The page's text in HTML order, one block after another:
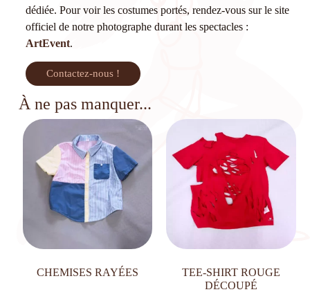
dédiée. Pour voir les costumes portés, rendez-vous sur le site
officiel de notre photographe durant les spectacles :
ArtEvent.
Contactez-nous !
À ne pas manquer...
CHEMISES RAYÉES
TEE-SHIRT ROUGE
DÉCOUPÉ